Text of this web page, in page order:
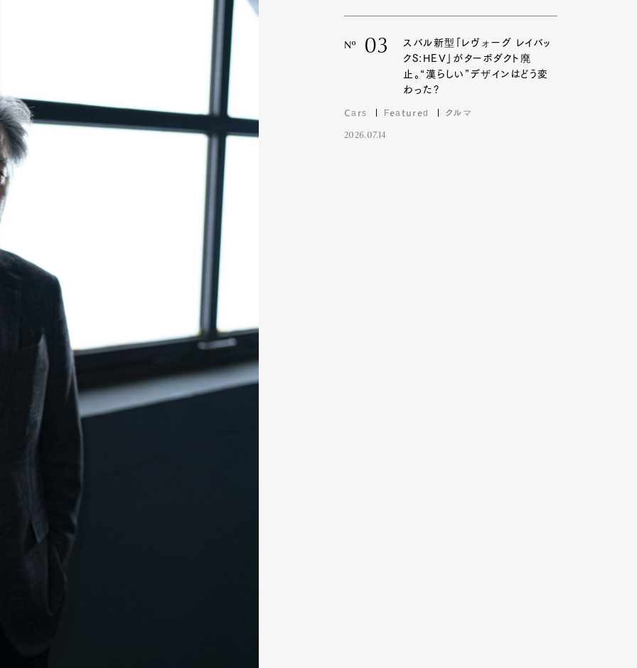
Art&Design
Fashion
Cars Product
Lifestyle
Pen international
Nº 03
スバル新型「レヴォーグ レイバッ
クS:HEV」がターボダクト廃
止。“漢らしい”デザインはどう変
わった?
Cars Featured クルマ
2026.07.14